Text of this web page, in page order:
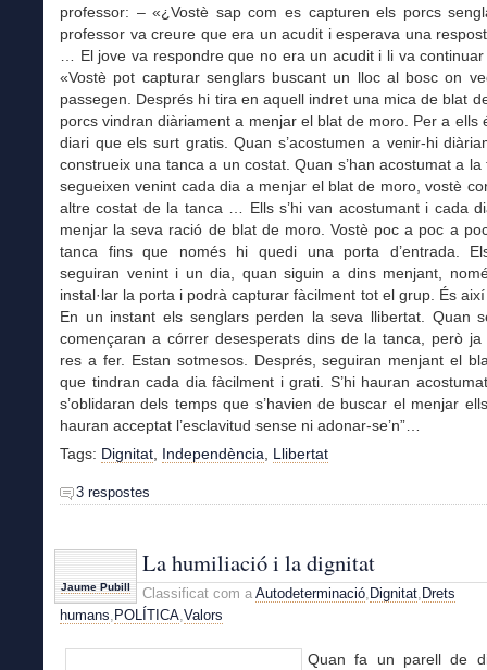
professor: – «¿Vostè sap com es capturen els porcs
professor va creure que era un acudit i esperava una
… El jove va respondre que no era un acudit i li va
«Vostè pot capturar senglars buscant un lloc al bosc on
passegen. Després hi tira en aquell indret una mica de blat
porcs vindran diàriament a menjar el blat de moro. Per a ells
diari que els surt gratis. Quan s’acostumen a venir-hi
construeix una tanca a un costat. Quan s’han acostumat a la
segueixen venint cada dia a menjar el blat de moro, vostè
altre costat de la tanca … Ells s’hi van acostumant i cada
menjar la seva ració de blat de moro. Vostè poc a poc a
tanca fins que només hi quedi una porta d’entrada.
seguiran venint i un dia, quan siguin a dins menjant,
instal·lar la porta i podrà capturar fàcilment tot el grup. És
En un instant els senglars perden la seva llibertat. Quan
començaran a córrer desesperats dins de la tanca, però ja
res a fer. Estan sotmesos. Després, seguiran menjant el
que tindran cada dia fàcilment i grati. S’hi hauran
s’oblidaran dels temps que s’havien de buscar el menjar
hauran acceptat l’esclavitud sense ni adonar-se’n”…
Tags: Dignitat Independència Llibertat
3 respostes
Jaume Pubill
La humiliació i la dignitat
Classificat com a Autodeterminació, Dignitat, Drets
humans, POLÍTICA,Valors
Quan fa un parell de